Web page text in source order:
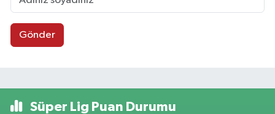
Gönder
Süper Lig Puan Durumu